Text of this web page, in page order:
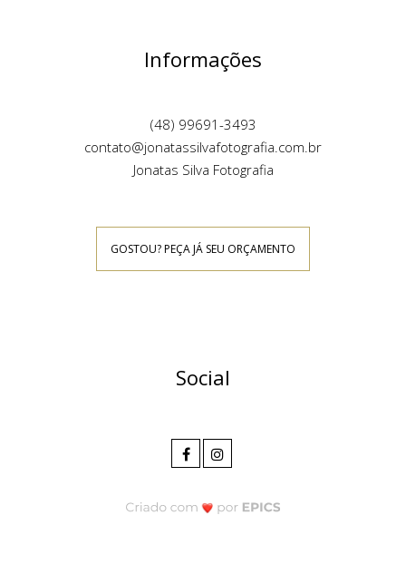
Informações
(48) 99691-3493
contato@jonatassilvafotografia.com.br
Jonatas Silva Fotografia
GOSTOU? PEÇA JÁ SEU ORÇAMENTO
Social